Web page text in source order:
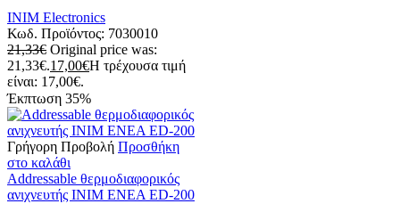
INIM Electronics
Κωδ. Προϊόντος: 7030010
21,33€ Original price was:
21,33€.17,00€Η τρέχουσα τιμή
είναι: 17,00€.
Έκπτωση 35%
Γρήγορη Προβολή Προσθήκη
στο καλάθι
Addressable θερμοδιαφορικός
ανιχνευτής INIM ENEA ED-200